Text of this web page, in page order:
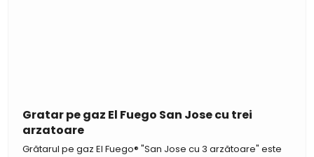
Gratar pe gaz El Fuego San Jose cu trei
arzatoare
Grătarul pe gaz El Fuego® "San Jose cu 3 arzătoare" este